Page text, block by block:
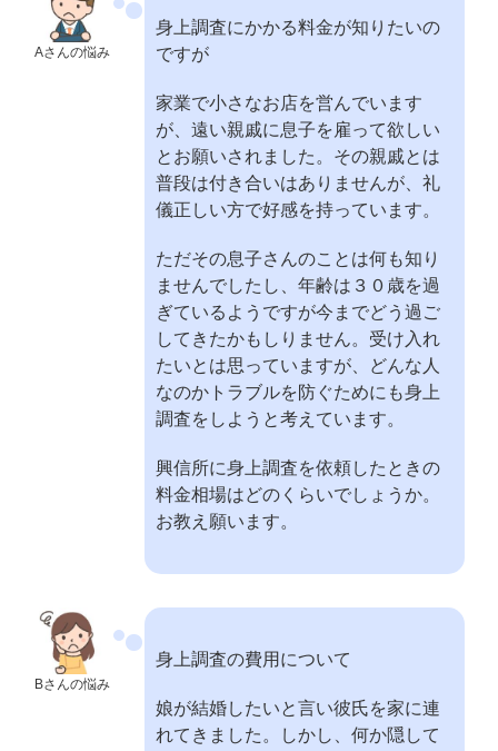
Aさんの悩み
身上調査にかかる料金が知りたいの
ですが
家業で小さなお店を営んでいます
が、遠い親戚に息子を雇って欲しい
とお願いされました。その親戚とは
普段は付き合いはありませんが、礼
儀正しい方で好感を持っています。
ただその息子さんのことは何も知り
ませんでしたし、年齢は３０歳を過
ぎているようですが今までどう過ご
してきたかもしりません。受け入れ
たいとは思っていますが、どんな人
なのかトラブルを防ぐためにも身上
調査をしようと考えています。
興信所に身上調査を依頼したときの
料金相場はどのくらいでしょうか。
お教え願います。
Bさんの悩み
身上調査の費用について
娘が結婚したいと言い彼氏を家に連
れてきました。しかし、何か隠して